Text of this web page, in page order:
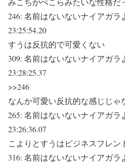
246: 名前はないないナイアガラ
23:25:54.20
すうは反抗的で可愛くない
309: 名前はないないナイアガラ
23:28:25.37
>>246
なんか可愛い反抗的な感じじゃ
265: 名前はないないナイアガラ
23:26:36.07
こよりとすうはビジネスフレン
316: 名前はないないナイアガラ